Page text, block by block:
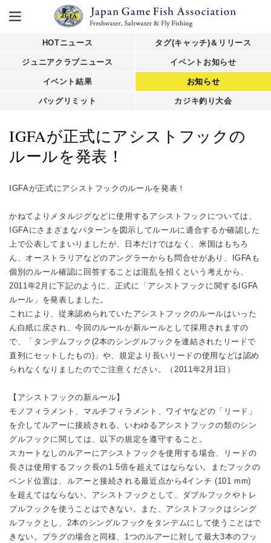
HOTニュース タグ(キャッチ)＆リリース
ジュニアクラブニュース イベントお知らせ
イベント結果 お知らせ
バッグリミット カジキ釣り大会
IGFAが正式にアシストフックの
ルールを発表！
IGFAが正式にアシストフックのルールを発表！
かねてよりメタルジグなどに使用するアシストフックについては、
IGFAにさまざまなパターンを図示してルールに適合するか確認した
上で公表してまいりましたが、日本だけではなく、米国はもちろ
ん、オーストラリアなどのアングラーからも問合せがあり、IGFAも
個別のルール確認に回答することは混乱を招くという考えから、
2011年2月に下記のように、正式に「アシストフックに関するIGFA
ルール」を発表しました。
これにより、従来認められていたアシストフックのルールはいった
ん白紙に戻され、今回のルールが新ルールとして採用されますの
で、「タンデムフック(2本のシングルフックを連結されたリードで
直列にセットしたもの)」や、規定より長いリードの使用などは認め
られなくなりましたのでご注意ください。（2011年2月1日）
【アシストフックの新ルール】
モノフィラメント、マルチフィラメント、ワイヤなどの「リード」
を介してルアーに接続される、いわゆるアシストフックの類のシン
グルフックに関しては、以下の規定を遵守すること。
スカートなしのルアーにアシストフックを使用する場合、リードの
長さは使用するフック長の1.5倍を超えてはならない。またフックの
ベンド位置は、ルアーと接続される最近点から4インチ (101 mm)
を超えてはならない。アシストフックとして、ダブルフックやトレ
ブルフックを使うことはできない。また、アシストフックはシング
ルフックとし、2本のシングルフックをタンデムにして使うことはで
きない。プラグの場合と同様、1つのルアーに対して最大3本のフッ